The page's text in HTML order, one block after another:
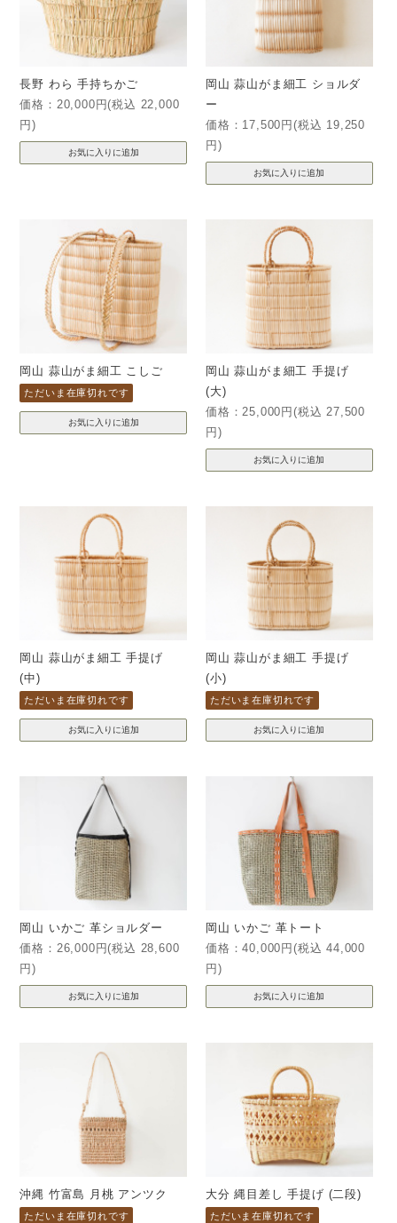
長野 わら 手持ちかご
価格：20,000円(税込 22,000
円)
岡山 蒜山がま細工 ショルダ
ー
価格：17,500円(税込 19,250
円)
岡山 蒜山がま細工 こしご
ただいま在庫切れです
岡山 蒜山がま細工 手提げ
(大)
価格：25,000円(税込 27,500
円)
岡山 蒜山がま細工 手提げ
(中)
ただいま在庫切れです
岡山 蒜山がま細工 手提げ
(小)
ただいま在庫切れです
岡山 いかご 革ショルダー
価格：26,000円(税込 28,600
円)
岡山 いかご 革トート
価格：40,000円(税込 44,000
円)
沖縄 竹富島 月桃 アンツク
ただいま在庫切れです
大分 縄目差し 手提げ (二段)
ただいま在庫切れです